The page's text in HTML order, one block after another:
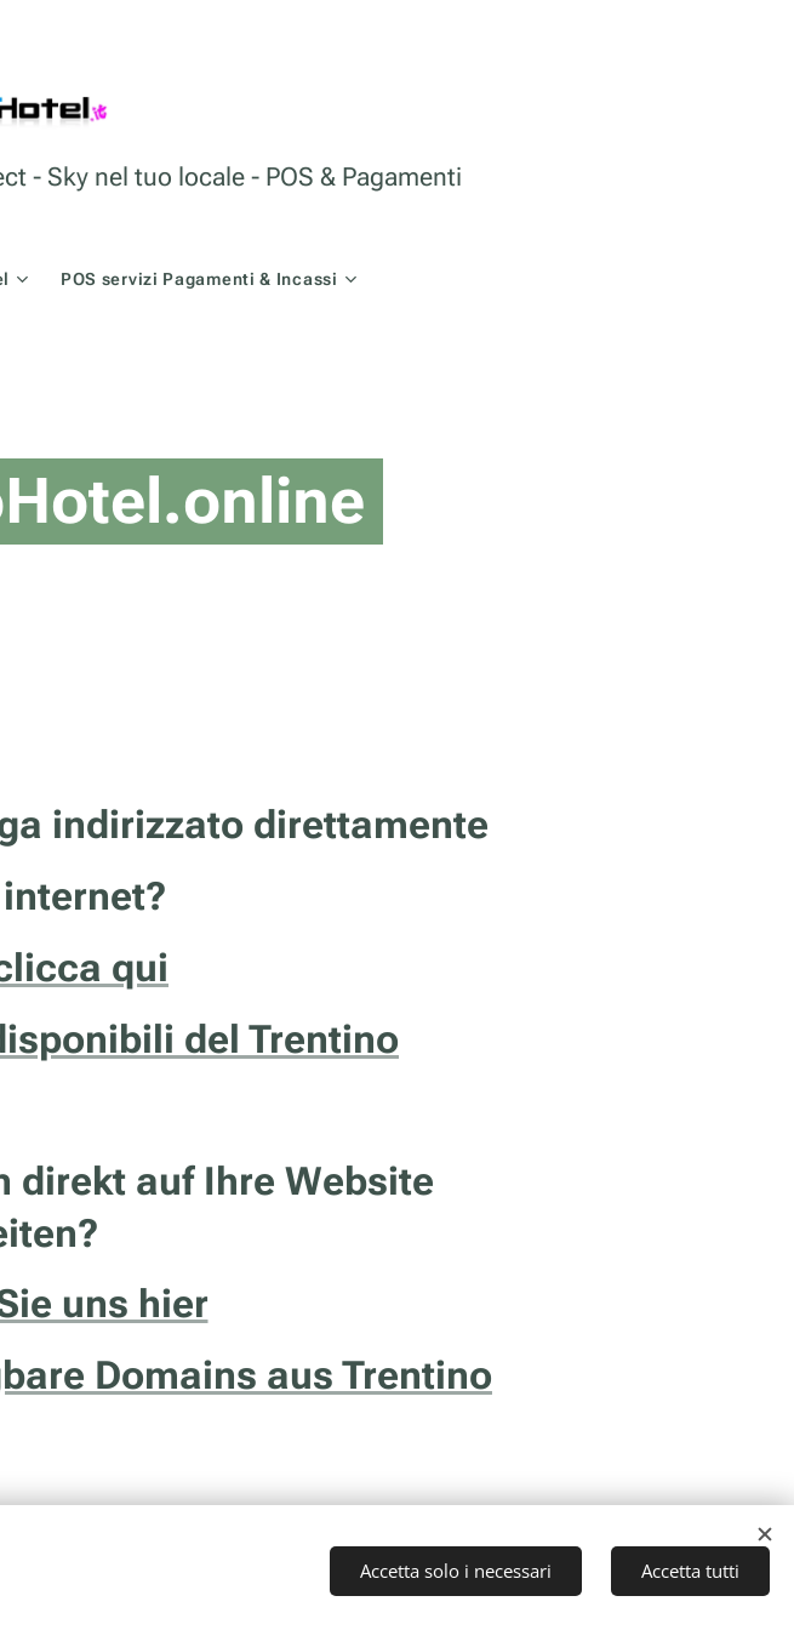
- Sky nel tuo locale - POS & Pagamenti
POS servizi Pagamenti & Incassi
indirizzato direttamente
qui
del Trentino
direkt auf Ihre Website
uns hier
Domains aus Trentino
Accetta solo i necessari Accetta tutti